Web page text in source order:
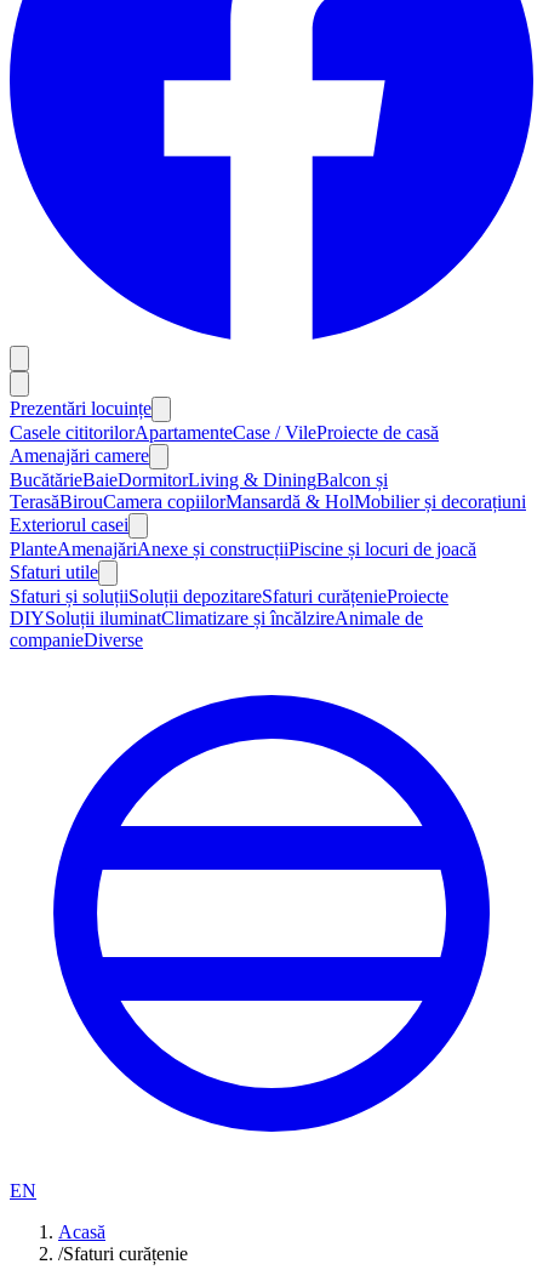
Prezentări locuințe
Casele cititorilorApartamenteCase / VileProiecte de casă
Amenajări camere
BucătărieBaieDormitorLiving & DiningBalcon și
TerasăBirouCamera copiilorMansardă & HolMobilier și decorațiuni
Exteriorul casei
PlanteAmenajăriAnexe și construcțiiPiscine și locuri de joacă
Sfaturi utile
Sfaturi și soluțiiSoluții depozitareSfaturi curățenieProiecte
DIYSoluții iluminatClimatizare și încălzireAnimale de
companieDiverse
EN
Acasă
/Sfaturi curățenie